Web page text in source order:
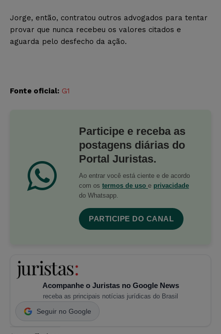
Jorge, então, contratou outros advogados para tentar
provar que nunca recebeu os valores citados e
aguarda pelo desfecho da ação.
Fonte oficial: G1
Participe e receba as
postagens diárias do
Portal Juristas.
Ao entrar você está ciente e de acordo
com os termos de uso e privacidade
do Whatsapp.
PARTICIPE DO CANAL
Acompanhe o Juristas no Google News
receba as principais notícias jurídicas do Brasil
Seguir no Google